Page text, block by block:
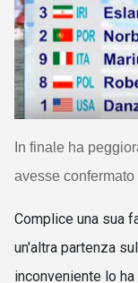
In finale ha
avesse confermato
Complice una sua
un'altra partenza
inconveniente lo